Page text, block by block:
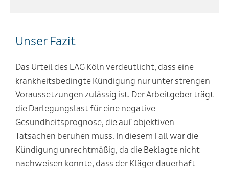
Unser Fazit
Das Urteil des LAG Köln verdeutlicht, dass eine
krankheitsbedingte Kündigung nur unter strengen
Voraussetzungen zulässig ist. Der Arbeitgeber trägt
die Darlegungslast für eine negative
Gesundheitsprognose, die auf objektiven
Tatsachen beruhen muss. In diesem Fall war die
Kündigung unrechtmäßig, da die Beklagte nicht
nachweisen konnte, dass der Kläger dauerhaft